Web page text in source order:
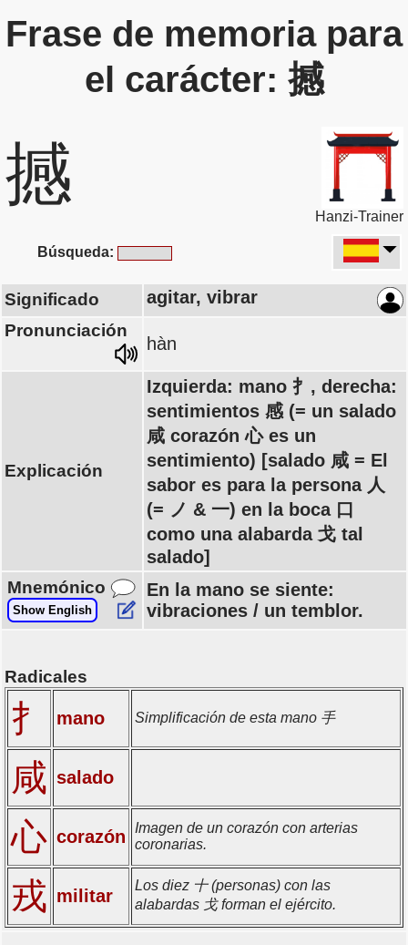
Frase de memoria para
el carácter: 撼
撼
Hanzi-Trainer
Búsqueda:
Significado agitar, vibrar
Pronunciación
hàn
Explicación
Izquierda: mano 扌, derecha:
sentimientos 感 (= un salado
咸 corazón 心 es un
sentimiento) [salado 咸 = El
sabor es para la persona 人
(= ノ & 一) en la boca 口
como una alabarda 戈 tal
salado]
Mnemónico
Show English
En la mano se siente:
vibraciones / un temblor.
Radicales
扌 mano Simplificación de esta mano 手
咸 salado
心 corazón
Imagen de un corazón con arterias
coronarias.
戎 militar
Los diez 十 (personas) con las
alabardas 戈 forman el ejército.